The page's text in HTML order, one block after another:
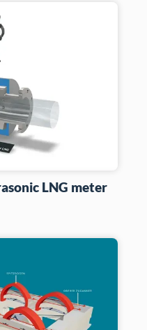
LNG meter